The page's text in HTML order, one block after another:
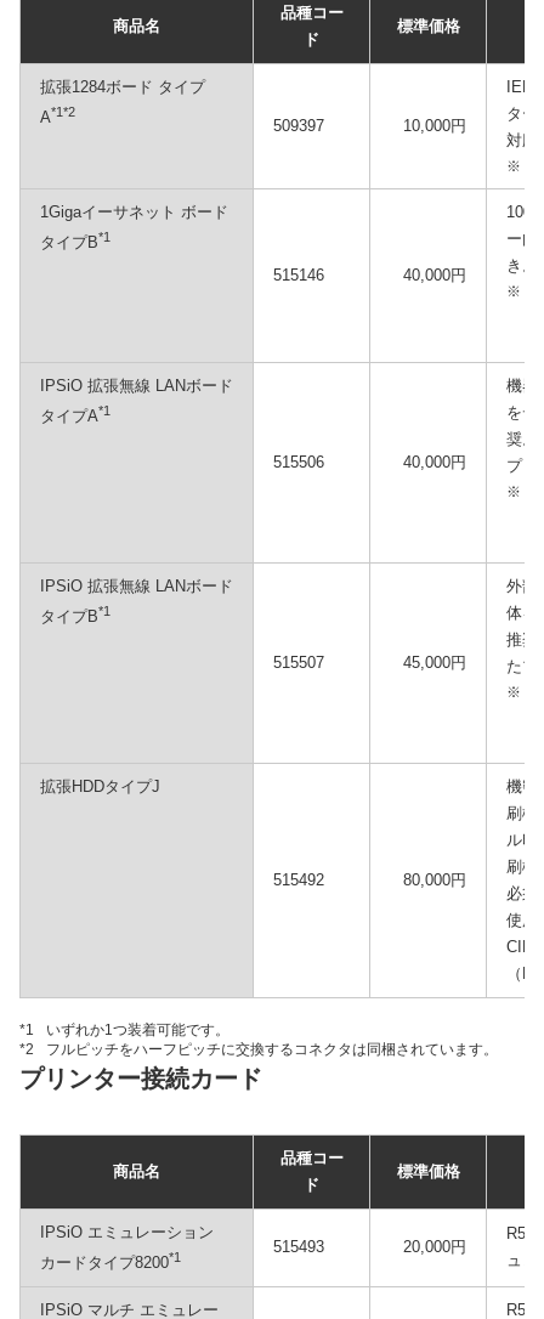
商品名
品種コー
ド
標準価格
拡張1284ボード タイプ
A*1*2
509397 10,000円
ター
対応
※
1Gigaイーサネット ボード
タイプB*1
515146 40,000円
ー内
き。
※
IPSiO 拡張無線 LANボード
タイプA*1
515506 40,000円
機器
をデ
奨。
プリ
※
IPSiO 拡張無線 LANボード
タイプB*1
515507 45,000円
外部
体を
推奨
たプ
※
拡張HDDタイプJ
515492 80,000円
機密
刷機
ル印
刷機
必須
使用
CID
（
*1
いずれか1つ装着可能です。
*2
フルピッチをハーフピッチに交換するコネクタは同梱されています。
プリンター接続カード
商品名
品種コー
ド
標準価格
IPSiO エミュレーション
カードタイプ8200*1
515493 20,000円
R55
ュレ
IPSiO マルチ エミュレー R55